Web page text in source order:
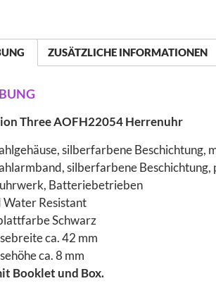
ZUSÄTZLICHE INFORMATIONEN
Three AOFH22054 Herrenuhr
silberfarbene Beschichtung,
silberfarbene
Batteriebetrieben
Water Resistant
Schwarz
ca. 42 mm
ca. 8 mm
Booklet und Box.